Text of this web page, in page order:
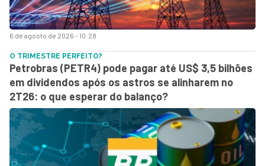
6 de agosto de 2026 - 10:28
O TRIMESTRE PERFEITO?
Petrobras (PETR4) pode pagar até US$ 3,5 bilhões
em dividendos após os astros se alinharem no
2T26: o que esperar do balanço?